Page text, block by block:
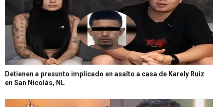
Detienen a presunto implicado en asalto a casa de Karely Ruiz
en San Nicolás, NL